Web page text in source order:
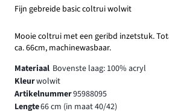
Fijn gebreide basic coltrui wolwit
Mooie coltrui met een geribd inzetstuk.
ca. 66cm, machinewasbaar.
Materiaal Bovenste laag: 100% acryl
Kleurwolwit
Artikelnummer95988095
Lengte66 cm (in maat 40/42)